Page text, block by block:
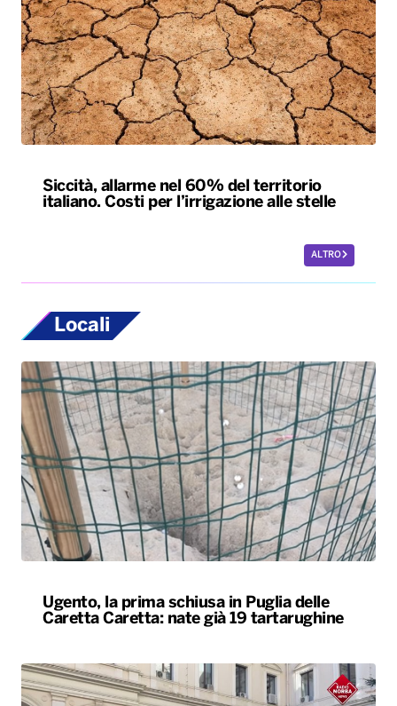
Siccità, allarme nel 60% del territorio
italiano. Costi per l’irrigazione alle stelle
ALTRO
Locali
Ugento, la prima schiusa in Puglia delle
Caretta Caretta: nate già 19 tartarughine